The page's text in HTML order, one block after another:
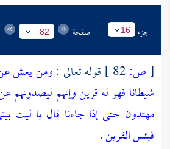
جزء 16 صفحة 82
[ص: قوله تعالى :ومن يعش
شيطانا فهو له قرين وإنهم ليصدونهم
مهتدون حتى إذا جاءنا قال يا ليت
فبئس القرين .